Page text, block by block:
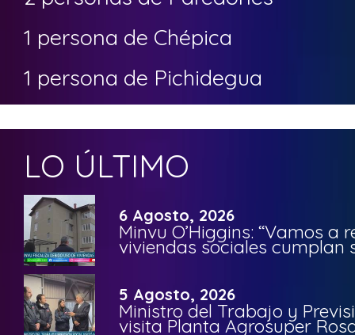
1 persona de Chépica
1 persona de Pichidegua
LO ÚLTIMO
6 Agosto, 2026
Minvu O’Higgins: “Vamos a
viviendas sociales cumplan
5 Agosto, 2026
Ministro del Trabajo y
visita Planta Agrosuper